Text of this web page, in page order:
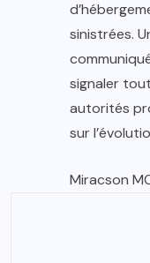
sinistrées.
signaler
autorités
sur
Miracson